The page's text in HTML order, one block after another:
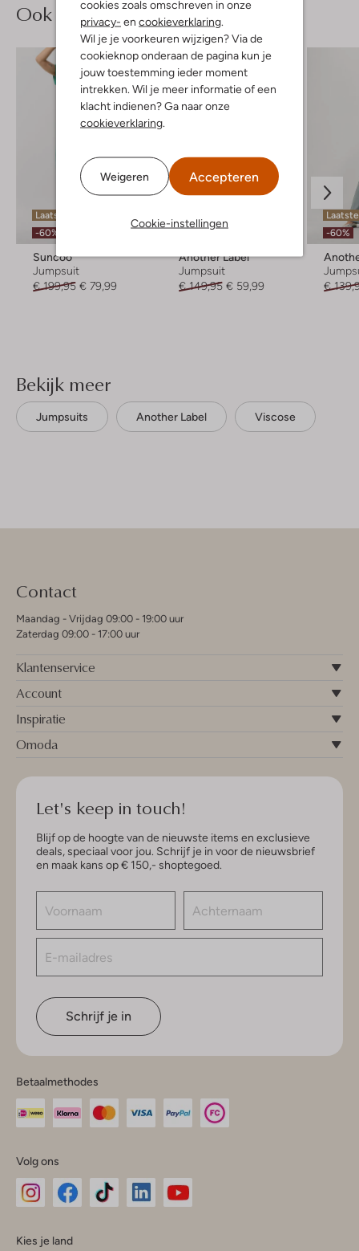
cookies zoals omschreven in onze
privacy- en cookieverklaring.
Wil je je voorkeuren wijzigen? Via de
cookieknop onderaan de pagina kun je
jouw toestemming ieder moment
intrekken. Wil je meer informatie of een
klacht indienen? Ga naar onze
cookieverklaring.
Weigeren Accepteren
Cookie-instellingen
Ook iets voor jou?
Laatste item
-60%
Suncoo
Jumpsuit
€ 199,95 € 79,99
Another Label
Jumpsuit
€ 149,95 € 59,99
-60%
€
Bekijk meer
Jumpsuits Another Label Viscose
Contact
Maandag - Vrijdag 09:00 - 19:00 uur
Zaterdag 09:00 - 17:00 uur
Klantenservice
Account
Inspiratie
Omoda
Let's keep in touch!
Blijf op de hoogte van de nieuwste items en exclusieve
deals, speciaal voor jou. Schrijf je in voor de nieuwsbrief
en maak kans op € 150,- shoptegoed.
Schrijf je in
Betaalmethodes
Volg ons
Kies je land